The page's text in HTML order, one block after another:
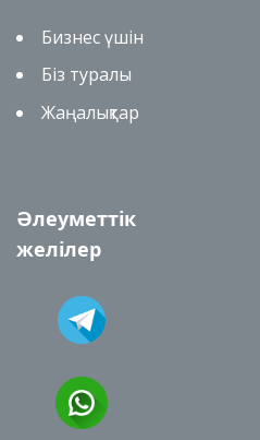
Бизнес үшін
Біз туралы
Жаңалықтар
Әлеуметтік
желілер